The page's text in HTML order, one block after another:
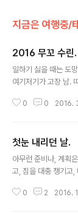
2016 무꼬 수린.
일하기 싫을 때는 도
여기저기가 고장 남.
국수를 먹음.자주. 마
팜.) 혼돈의 싸이따이
스를 어떻게 탔는지
밤에 남부도로 공사로
뭐하냐? 비행기를 타
0 0 2016.
첫눈 내리던 날.
아무런 준비나, 계획
고, 짐을 대충 챙기고,
고 다짐한다. 물론 그
0 2 2016.